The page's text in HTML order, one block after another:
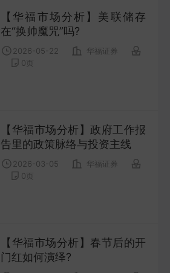
【华福市场分析】美联储存
在“换帅魔咒”吗?
2026-05-22
华福证券
0 页
【华福市场分析】政府工作报
告里的政策脉络与投资主线
2026-03-05
华福证券
0 页
【华福市场分析】春节后的开
门红如何演绎?